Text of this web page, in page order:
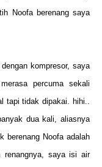
Noofa berenang saya
kompresor, saya
percuma sekali
tapi tidak dipakai. hihi..
dua kali, aliasnya
berenang Noofa adalah
renangnya, saya isi air